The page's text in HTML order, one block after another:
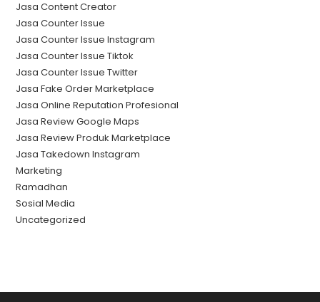
Jasa Content Creator
Jasa Counter Issue
Jasa Counter Issue Instagram
Jasa Counter Issue Tiktok
Jasa Counter Issue Twitter
Jasa Fake Order Marketplace
Jasa Online Reputation Profesional
Jasa Review Google Maps
Jasa Review Produk Marketplace
Jasa Takedown Instagram
Marketing
Ramadhan
Sosial Media
Uncategorized